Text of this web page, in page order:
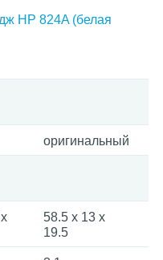
HP 824A (белая
оригинальный
58.5 x 13 x
19.5